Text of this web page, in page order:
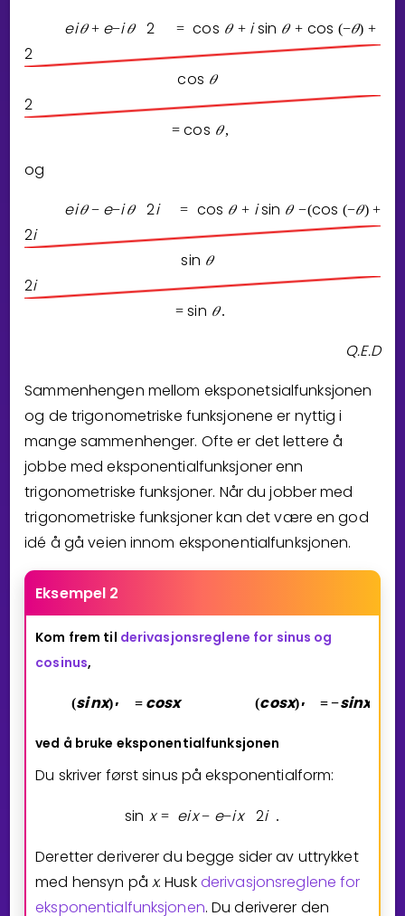
ei𝜃 + e−i𝜃 2 = cos 𝜃 + isin 𝜃 + cos (−𝜃) +
2
cos 𝜃
2
= cos 𝜃,
og
ei𝜃 − e−i𝜃 2i = cos 𝜃 + isin 𝜃 −(cos (−𝜃) +
2i
sin 𝜃
2i
= sin 𝜃.
Q.E.D
Sammenhengen mellom eksponetsialfunksjonen
og de trigonometriske funksjonene er nyttig i
mange sammenhenger. Ofte er det lettere å
jobbe med eksponentialfunksjoner enn
trigonometriske funksjoner. Når du jobber med
trigonometriske funksjoner kan det være en god
idé å gå veien innom eksponentialfunksjonen.
Eksempel 2
Kom frem til derivasjonsreglene for sinus og
cosinus,
(sinx)′ = cosx (cosx)′ =−sinx
ved å bruke eksponentialfunksjonen
Du skriver først sinus på eksponentialform:
sin x = eix − e−ix 2i .
Deretter deriverer du begge sider av uttrykket
med hensyn på x. Huskderivasjonsreglene for
eksponentialfunksjonen. Du deriverer den